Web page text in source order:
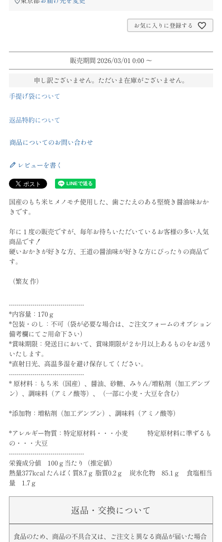
お気に入りに登録する
販売期間 2026/03/01 0:00 〜
申し訳ございません。ただいま在庫がございません。
手提げ袋について
返品特約について
商品についてのお問い合わせ
レビューを書く
国産のもち米ヒメノモチ使用した、歯ごたえのある堅焼き醤油味おか
きです。
年に１度の販売ですが、毎年お待ちいただいているお客様の多い人気
商品です！
硬いおかきが好きな方、王道の醤油味が好きな方にぴったりの商品で
す。
（繁友 作）
--------------------------------------
*内容量：170ｇ
*包装・のし：不可（袋が必要な場合は、ご注文フォームのオプション
備考欄にてご用命下さい）
*賞味期限：発送日において、賞味期限が２か月以上あるものをお送り
いたします。
*直射日光、高温多湿を避け保存してください。
--------------------------------------
* 原材料：もち米（国産）、醤油、砂糖、みりん/増粘剤（加工デンプ
ン）、調味料（アミノ酸等）、（一部に小麦・大豆を含む）
*添加物：増粘剤（加工デンプン）、調味料（アミノ酸等）
*アレルギー物質：特定原材料・・・小麦 特定原材料に準ずるも
の・・・大豆
--------------------------------------
栄養成分値 100ｇ当たり（推定値）
熱量377kcal たんぱく質8.7ｇ 脂質0.2ｇ 炭水化物 85.1ｇ 食塩相当
量 1.7ｇ
返品・交換について
食品のため、商品の不具合又は、ご注文と異なる商品が届いた場合